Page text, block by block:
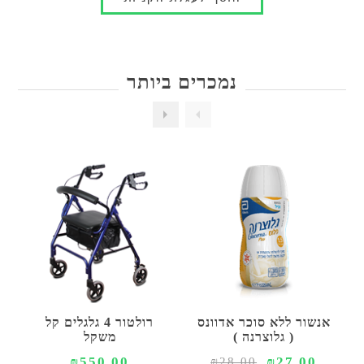
נמכרים ביותר
אנשור ללא סוכר אדוונס
( גלוצרנה )
רולטור 4 גלגלים קל
משקל